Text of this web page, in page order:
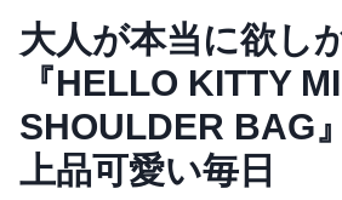
大人が本当に欲し
『HELLO KITTY
SHOULDER BAG
上品可愛い毎日